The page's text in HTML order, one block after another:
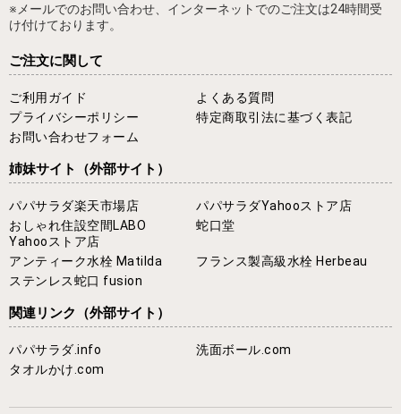
※メールでのお問い合わせ、インターネットでのご注文は24時間受
け付けております。
ご注文に関して
ご利用ガイド
よくある質問
プライバシーポリシー
特定商取引法に基づく表記
お問い合わせフォーム
姉妹サイト （外部サイト）
パパサラダ楽天市場店
パパサラダYahooストア店
おしゃれ住設空間LABO
Yahooストア店
蛇口堂
アンティーク水栓 Matilda
フランス製高級水栓 Herbeau
ステンレス蛇口 fusion
関連リンク （外部サイト）
パパサラダ.info
洗面ボール.com
タオルかけ.com